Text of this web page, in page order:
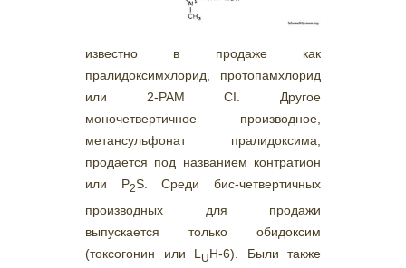
известно в продаже как
пралидоксимхлорид, протопамхлорид
или 2-РАМ CI. Другое
моночетвертичное производное,
метансульфонат пралидоксима,
продается под названием контратион
или P2S. Среди бис-четвертичных
производных для продажи
выпускается только обидоксим
(токсогонин или L UH-6). Были также